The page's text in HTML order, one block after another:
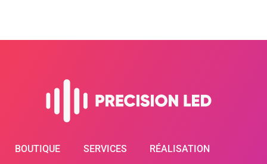
BOUTIQUE SERVICES RÉALISATION